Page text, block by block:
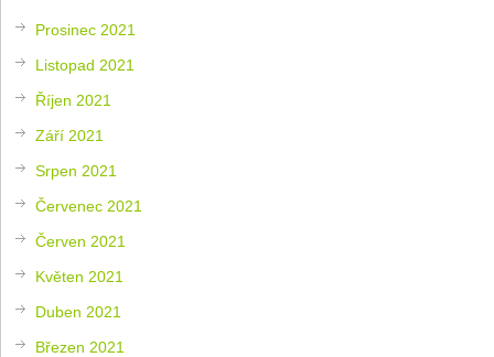
Prosinec 2021
Listopad 2021
Říjen 2021
Září 2021
Srpen 2021
Červenec 2021
Červen 2021
Květen 2021
Duben 2021
Březen 2021